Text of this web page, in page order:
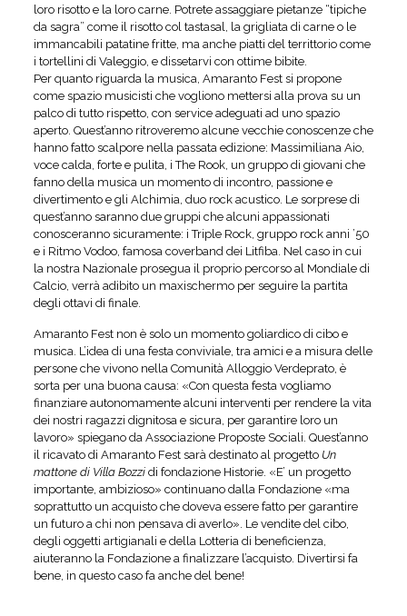
loro risotto e la loro carne. Potrete assaggiare pietanze “tipiche
da sagra” come il risotto col tastasal, la grigliata di carne o le
immancabili patatine fritte, ma anche piatti del territtorio come
i tortellini di Valeggio, e dissetarvi con ottime bibite.
Per quanto riguarda la musica, Amaranto Fest si propone
come spazio musicisti che vogliono mettersi alla prova su un
palco di tutto rispetto, con service adeguati ad uno spazio
aperto. Quest’anno ritroveremo alcune vecchie conoscenze che
hanno fatto scalpore nella passata edizione: Massimiliana Aio,
voce calda, forte e pulita, i The Rook, un gruppo di giovani che
fanno della musica un momento di incontro, passione e
divertimento e gli Alchimia, duo rock acustico. Le sorprese di
quest’anno saranno due gruppi che alcuni appassionati
conosceranno sicuramente: i Triple Rock, gruppo rock anni ’50
e i Ritmo Vodoo, famosa coverband dei Litfiba. Nel caso in cui
la nostra Nazionale prosegua il proprio percorso al Mondiale di
Calcio, verrà adibito un maxischermo per seguire la partita
degli ottavi di finale.
Amaranto Fest non è solo un momento goliardico di cibo e
musica. L’idea di una festa conviviale, tra amici e a misura delle
persone che vivono nella Comunità Alloggio Verdeprato, è
sorta per una buona causa: «Con questa festa vogliamo
finanziare autonomamente alcuni interventi per rendere la vita
dei nostri ragazzi dignitosa e sicura, per garantire loro un
lavoro» spiegano da Associazione Proposte Sociali. Quest’anno
il ricavato di Amaranto Fest sarà destinato al progetto Un
mattone di Villa Bozzidi fondazione Historie. «E’ un progetto
importante, ambizioso» continuano dalla Fondazione «ma
soprattutto un acquisto che doveva essere fatto per garantire
un futuro a chi non pensava di averlo». Le vendite del cibo,
degli oggetti artigianali e della Lotteria di beneficienza,
aiuteranno la Fondazione a finalizzare l’acquisto. Divertirsi fa
bene, in questo caso fa anche del bene!